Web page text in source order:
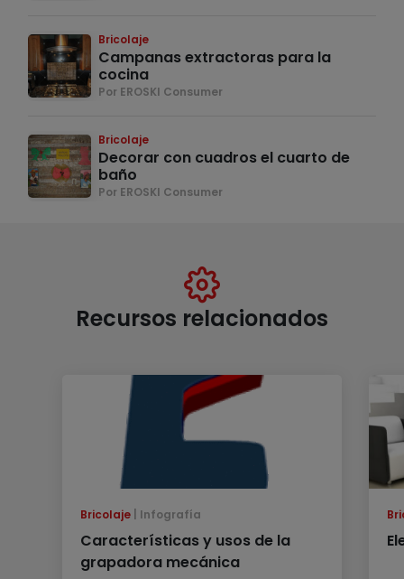
Bricolaje
Campanas extractoras para la
cocina
Por EROSKI Consumer
Bricolaje
Decorar con cuadros el cuarto de
baño
Por EROSKI Consumer
Recursos relacionados
Bricolaje Infografía
Características y usos de la
grapadora mecánica